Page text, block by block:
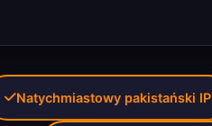
Natychmiastowy pakistański IP